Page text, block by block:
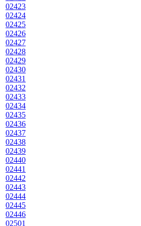
02423
02424
02425
02426
02427
02428
02429
02430
02431
02432
02433
02434
02435
02436
02437
02438
02439
02440
02441
02442
02443
02444
02445
02446
02501